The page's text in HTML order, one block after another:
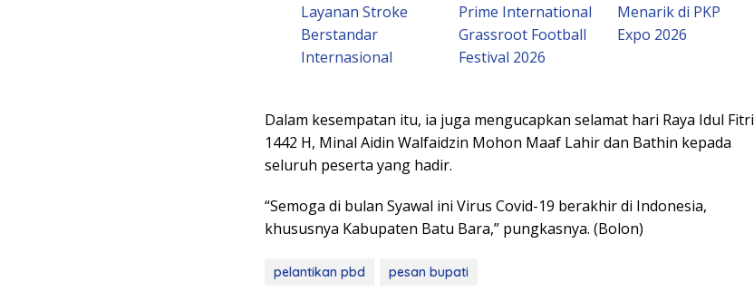
Layanan Stroke
Berstandar
Internasional
Prime International
Grassroot Football
Festival 2026
Menarik di PKP
Expo 2026
Dalam kesempatan itu, ia juga mengucapkan selamat hari Raya Idul Fitri
1442 H, Minal Aidin Walfaidzin Mohon Maaf Lahir dan Bathin kepada
seluruh peserta yang hadir.
“Semoga di bulan Syawal ini Virus Covid-19 berakhir di Indonesia,
khususnya Kabupaten Batu Bara,” pungkasnya. (Bolon)
pelantikan pbd pesan bupati